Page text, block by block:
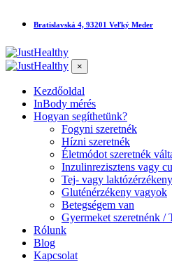
Bratislavská 4, 93201 Veľký Meder
×
Kezdőoldal
InBody mérés
Hogyan segíthetünk?
Fogyni szeretnék
Hízni szeretnék
Életmódot szeretnék
Inzulinrezisztens vagy
Tej- vagy
Gluténérzékeny vagyok
Betegségem van
Gyermeket szeretnénk /
Rólunk
Blog
Kapcsolat